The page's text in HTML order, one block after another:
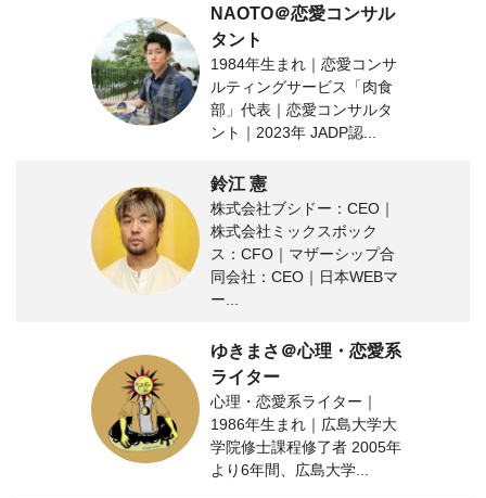
NAOTO＠恋愛コンサル
タント
1984年生まれ｜恋愛コンサ
ルティングサービス「肉食
部」代表｜恋愛コンサルタ
ント｜2023年 JADP認...
鈴江 憲
株式会社ブシドー：CEO｜
株式会社ミックスボック
ス：CFO｜マザーシップ合
同会社：CEO｜日本WEBマ
ー...
ゆきまさ＠心理・恋愛系
ライター
心理・恋愛系ライター｜
1986年生まれ｜広島大学大
学院修士課程修了者 2005年
より6年間、広島大学...